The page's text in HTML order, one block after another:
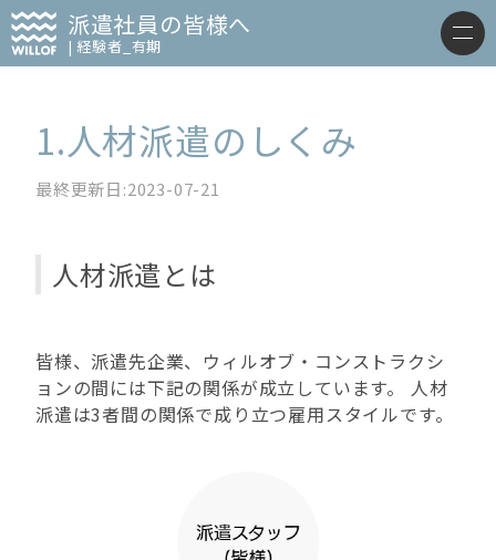
派遣社員の皆様へ
| 経験者_有期
1.人材派遣のしくみ
最終更新日:2023-07-21
人材派遣とは
皆様、派遣先企業、ウィルオブ・コンストラクシ
ョンの間には下記の関係が成立しています。 人材
派遣は3者間の関係で成り立つ雇用スタイルです。